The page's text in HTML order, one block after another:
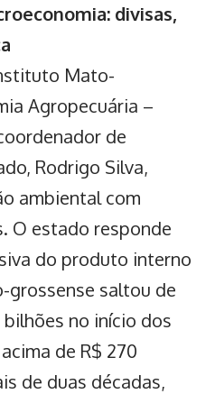
divisas,
Mato-
Agropecuária –
de
Rodrigo Silva,
ambiental com
O estado responde
do produto interno
grossense saltou de
no início dos
de R$ 270
de duas décadas,